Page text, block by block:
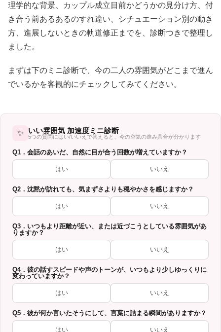
理学的な背景、カップル成立目前かどうかの見分け方、付
き合う前あるあるのすれ違い、シチュエーション別の動き
方、進展しないときの軌道修正までを、診断つきで整理し
ました。
まずは下のミニ診断で、今の二人の雰囲気がどこまで進ん
でいるかを客観的にチェックしてみてください。
✨ いい雰囲気 加速度ミニ診断
5つの質問にはい/いいえで答えると、今の空気の進み具合が分かります
Q1．会話のあいだ、自然に目が合う回数が増えていますか？
はい いいえ
Q2．沈黙が訪れても、気まずさよりも穏やかさを感じますか？
はい いいえ
Q3．いつもより距離が近い、または近づこうとしている雰囲気があ
りますか？
はい いいえ
Q4．彼の話すスピードや声のトーンが、いつもより少しゆっくりに
変わっていますか？
はい いいえ
Q5．彼が何か言いたそうにして、言葉に詰まる瞬間がありますか？
はい いいえ